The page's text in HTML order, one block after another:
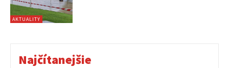
AKTUALITY
Najčítanejšie